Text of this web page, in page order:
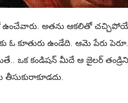
ఉంచేవారు. అతను ఆకలితో
ఓ కూతురు ఉండేది. ఆమె పేరు
ఒక కండిషన్ మీదే ఆ జైలర్